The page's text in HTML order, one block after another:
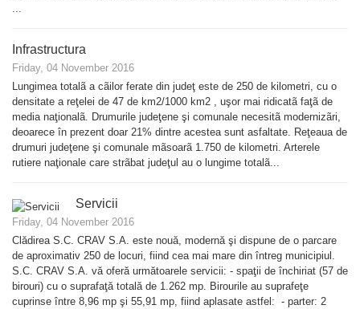
...
Infrastructura
Friday, 04 November 2016
Lungimea totalã a cãilor ferate din judeţ este de 250 de kilometri, cu o
densitate a reţelei de 47 de km2/1000 km2 , uşor mai ridicatã faţã de
media naţionalã. Drumurile judeţene şi comunale necesitã modernizãri,
deoarece în prezent doar 21% dintre acestea sunt asfaltate. Reţeaua de
drumuri judeţene şi comunale mãsoarã 1.750 de kilometri. Arterele
rutiere naţionale care strãbat judeţul au o lungime totalã...
Servicii
Friday, 04 November 2016
Clădirea S.C. CRAV S.A. este nouă, modernă şi dispune de o parcare
de aproximativ 250 de locuri, fiind cea mai mare din întreg municipiul.
S.C. CRAV S.A. vă oferă următoarele servicii: - spaţii de închiriat (57 de
birouri) cu o suprafaţă totală de 1.262 mp. Birourile au suprafeţe
cuprinse între 8,96 mp şi 55,91 mp, fiind aplasate astfel: - parter: 2